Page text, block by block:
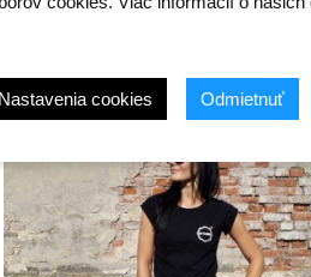
Nastavenia cookies Odmietnuť